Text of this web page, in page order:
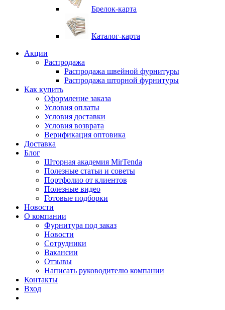
Брелок-карта
Каталог-карта
Акции
Распродажа
Распродажа швейной фурнитуры
Распродажа шторной фурнитуры
Как купить
Оформление заказа
Условия оплаты
Условия доставки
Условия возврата
Верификация оптовика
Доставка
Блог
Шторная академия MirTenda
Полезные статьи и советы
Портфолио от клиентов
Полезные видео
Готовые подборки
Новости
О компании
Фурнитура под заказ
Новости
Сотрудники
Вакансии
Отзывы
Написать руководителю компании
Контакты
Вход